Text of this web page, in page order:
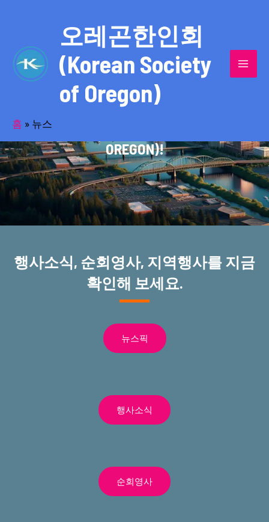
오레곤한인회
(Korean Society
of Oregon)
홈 » 뉴스
반세기의 세월을 품고 동포사회를 섬겨온
오레곤한인회(KOREAN SOCIETY OF
OREGON)!
행사소식, 순회영사, 지역행사를 지금
확인해 보세요.
뉴스픽
행사소식
순회영사